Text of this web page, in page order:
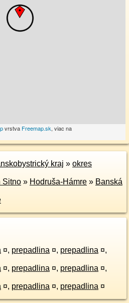
vrstva Freemap.sk, viac na
kraj » okres
Sitno » Hodruša-Hámre » Banská
¤, prepadlina ¤, prepadlina ¤,
¤, prepadlina ¤, prepadlina ¤,
¤, prepadlina ¤, prepadlina ¤